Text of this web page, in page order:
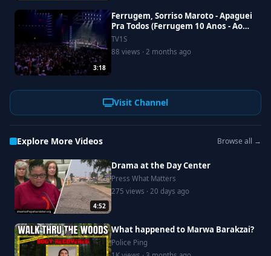
3:18
Ferrugem, Sorriso Maroto - Apaguei
Pra Todos (Ferrugem 10 Anos - Ao
Vivo)
TV1S
88 views · 2 months ago
Visit Channel
Explore More Videos Browse all →
4:52
Drama at the Day Center
Press What Matters
275 views · 20 days ago
What happened to Marwa Barakzai?
Police Ping